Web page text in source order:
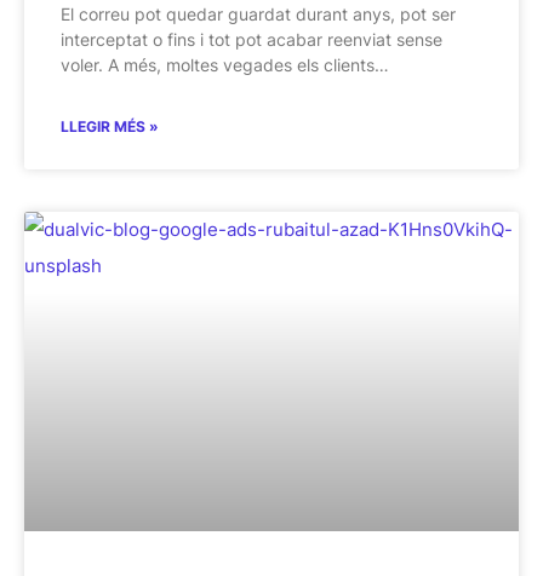
El correu pot quedar guardat durant anys, pot ser
interceptat o fins i tot pot acabar reenviat sense
voler. A més, moltes vegades els clients…
LLEGIR MÉS »